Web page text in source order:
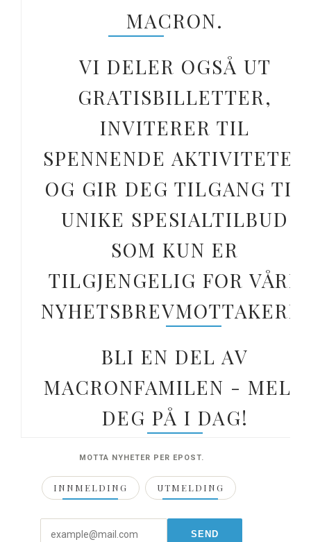
MACRON.
VI DELER OGSÅ UT
GRATISBILLETTER,
INVITERER TIL
SPENNENDE AKTIVITETER
OG GIR DEG TILGANG TIL
UNIKE SPESIALTILBUD
SOM KUN ER
TILGJENGELIG FOR VÅRE
NYHETSBREVMOTTAKERE.
BLI EN DEL AV
MACRONFAMILEN - MELD
DEG PÅ I DAG!
MOTTA NYHETER PER EPOST.
INNMELDING UTMELDING